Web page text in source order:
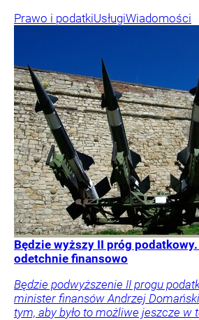
Prawo i podatkiUsługiWiadomości
Będzie wyższy II próg
odetchnie finansowo
Będzie podwyższenie II progu
minister finansów Andrzej
tym, aby było to możliwe jeszcze w